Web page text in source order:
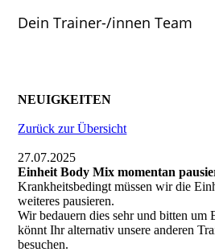
Dein Trainer-/innen Team
NEUIGKEITEN
Zurück zur Übersicht
27.07.2025
Einheit Body Mix momentan
Krankheitsbedingt müssen wir die
weiteres pausieren.
Wir bedauern dies sehr und bitten um
könnt Ihr alternativ unsere anderen
besuchen.